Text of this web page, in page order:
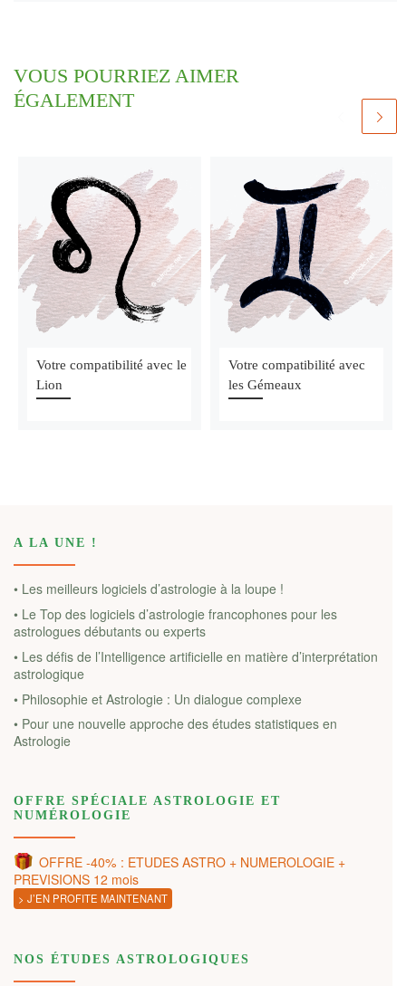
VOUS POURRIEZ AIMER
ÉGALEMENT
Votre compatibilité avec le
Lion
Votre compatibilité avec
les Gémeaux
A LA UNE !
• Les meilleurs logiciels d’astrologie à la loupe !
• Le Top des logiciels d’astrologie francophones pour les
astrologues débutants ou experts
• Les défis de l’Intelligence artificielle en matière d’interprétation
astrologique
• Philosophie et Astrologie : Un dialogue complexe
• Pour une nouvelle approche des études statistiques en
Astrologie
OFFRE SPÉCIALE ASTROLOGIE ET
NUMÉROLOGIE
OFFRE -40% : ETUDES ASTRO + NUMEROLOGIE +
PREVISIONS 12 mois
> J’EN PROFITE MAINTENANT
NOS ÉTUDES ASTROLOGIQUES